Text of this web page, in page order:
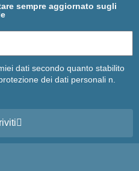
sempre aggiornato sugli
dati secondo quanto stabilito
dei dati personali n.